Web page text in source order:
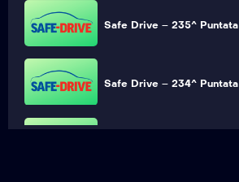
Safe Drive – 235^ Puntata
Safe Drive – 234^ Puntata